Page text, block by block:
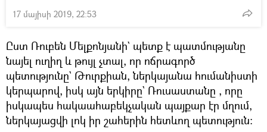
17 մայիսի 2019, 22:53
Ըստ Ռուբեն Մելքոնյանի` պետք է պատմությանը
նայել ուղիղ և թույլ չտալ, որ ոճրագործ
պետությունը` Թուրքիան, ներկայանա հումանիստի
կերպարով, իսկ այն երկիրը` Ռուսաստանը , որը
իսկապես հակաահաբեկչական պայքար էր մղում,
ներկայացվի լոկ իր շահերին հետևող պետություն։